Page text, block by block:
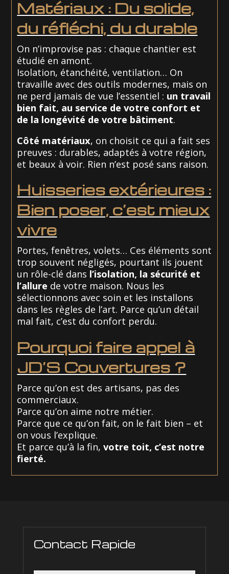
Matériaux : Du solide,
du réfléchi, du durable
On n’improvise pas : chaque chantier est
étudié en amont.
Isolation, étanchéité, ventilation… On
travaille avec des outils modernes, mais on
ne perd jamais de vue l’essentiel : un travail
bien fait, au service de votre confort et
de la longévité de votre bâtiment.
Côté matériaux, on choisit ce qui a fait ses
preuves : durables, adaptés à votre région,
et beaux à voir. Rien n’est posé sans raison.
Huisseries extérieures :
Bien poser, c’est mieux
vivre
Portes, fenêtres, volets… Ces éléments sont
trop souvent négligés, pourtant ils jouent
un rôle-clé dans l’isolation, la sécurité et
l’allure de votre maison. Nous les
sélectionnons avec soin et les installons
dans les règles de l’art. Parce qu’un détail
mal fait, c’est du confort perdu.
Pourquoi faire appel à
JD’S Couvertures ?
Parce qu’on est des artisans, pas des
commerciaux.
Parce qu’on aime notre métier.
Parce que ce qu’on fait, on le fait bien – et
on vous l’explique.
Et parce qu’à la fin,votre toit, c’est notre
fierté.
Contact Rapide